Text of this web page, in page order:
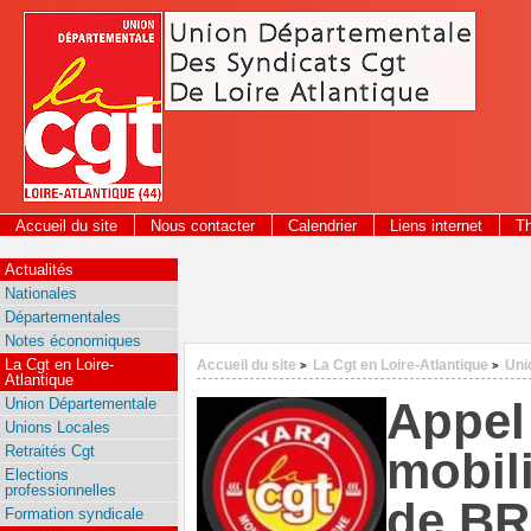
Panneau de gestion des cookies
Accueil du site Nous contacter Calendrier Liens internet
2026
Accueil du site > La Cgt en Loire-Atlantique >
Actualités
Nationales
Départementales
Notes économiques
La Cgt en Loire-
Atlantique
Union Départementale
Unions Locales
Retraités Cgt
Elections
professionnelles
Formation syndicale